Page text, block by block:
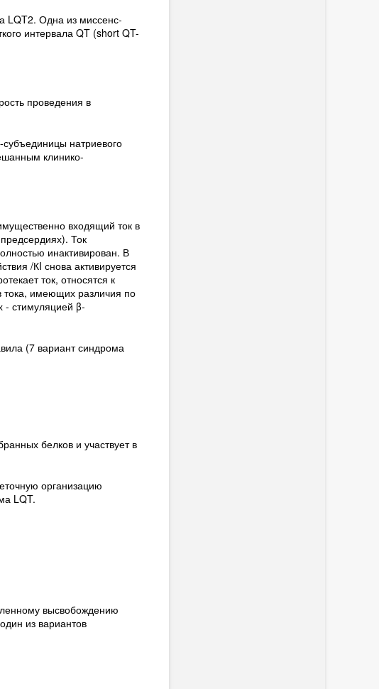
LQT2. Одна из миссенс-
интервала QT (short QT-
проведения в
натриевого
клинико-
входящий ток в
Ток
инактивирован. В
/КI снова активируется
ток, относятся к
тока, имеющих различия по
- стимуляцией β-
(7 вариант синдрома
белков и участвует в
организацию
LQT.
высвобождению
из вариантов